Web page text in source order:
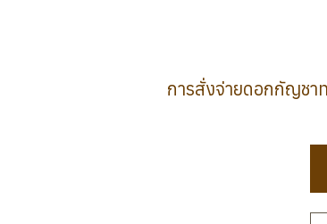
การสั่งจ่ายดอกกัญชา